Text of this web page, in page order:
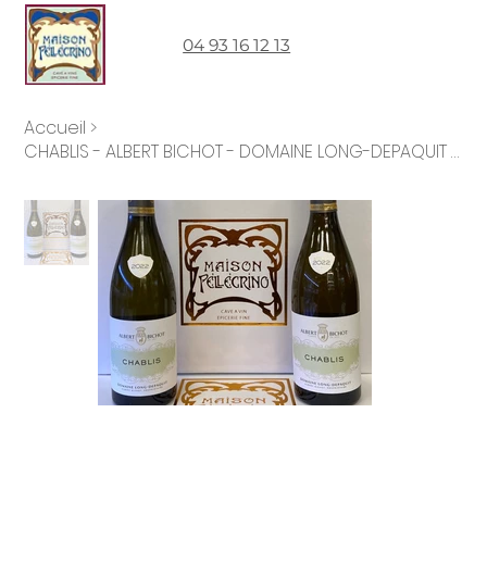
04 93 16 12 13
Accueil >
CHABLIS - ALBERT BICHOT - DOMAINE LONG-DEPAQUIT - 2022